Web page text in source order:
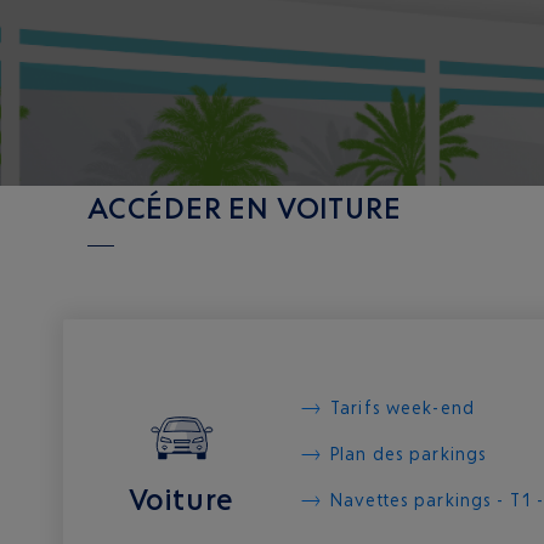
ACCÉDER EN VOITURE
Voiture
Tarifs week-end
Plan des parkings
Navettes parkings - T1